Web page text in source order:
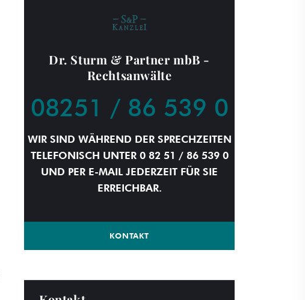
Dr. Sturm & Partner mbB -
Rechtsanwälte
08251 / 86 539 0
WIR SIND WÄHREND DER SPRECHZEITEN
TELEFONISCH UNTER 0 82 51 / 86 539 0
UND PER E-MAIL JEDERZEIT FÜR SIE
ERREICHBAR.
KONTAKT